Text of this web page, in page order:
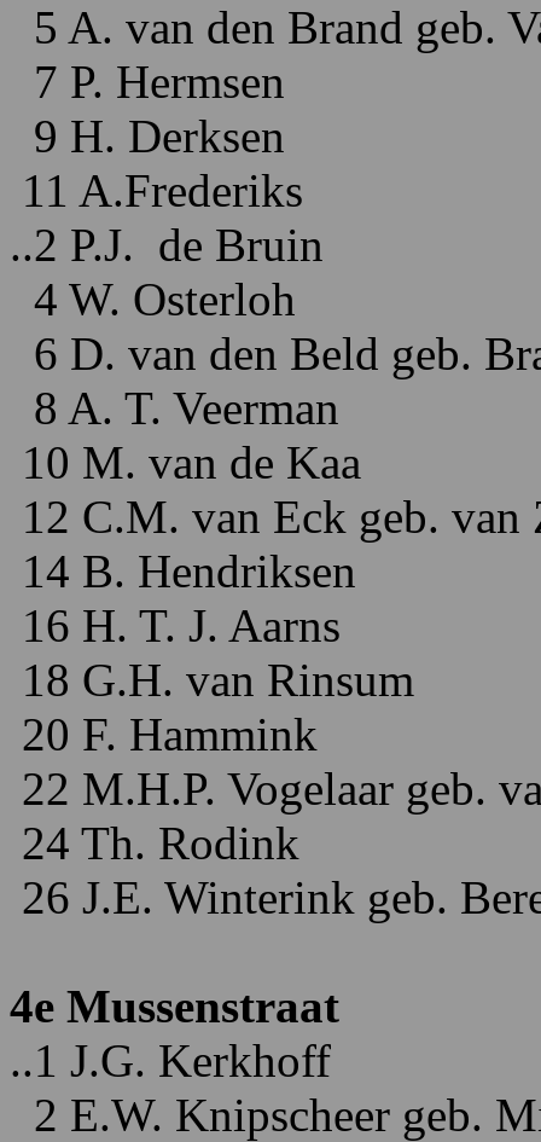
5 A. van den Brand geb.
7 P. Hermsen
9 H. Derksen
11 A.Frederiks
..2 P.J. de Bruin
4 W. Osterloh
6 D. van den Beld geb.
8 A. T. Veerman
10 M. van de Kaa
12 C.M. van Eck geb. van
14 B. Hendriksen
16 H. T. J. Aarns
18 G.H. van Rinsum
20 F. Hammink
22 M.H.P. Vogelaar geb.
24 Th. Rodink
26 J.E. Winterink geb.
4e Mussenstraat
..1 J.G. Kerkhoff
2 E.W. Knipscheer geb.